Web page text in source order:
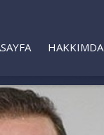
HAKKIMDA